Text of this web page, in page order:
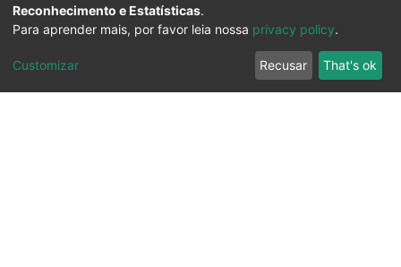
Reconhecimento e Estatísticas.
Para aprender mais, por favor leia nossa privacy policy.
Customizar Recusar That's ok